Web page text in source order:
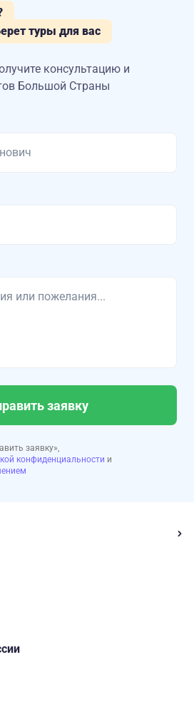
туры для вас
консультацию и
Большой Страны
заявку
заявку»,
конфиденциальности и